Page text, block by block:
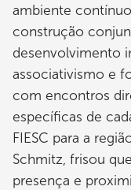
ambiente
construção
desenvolvimento
associativismo e
com encontros
específicas de
FIESC para a
Schmitz, frisou
presença e